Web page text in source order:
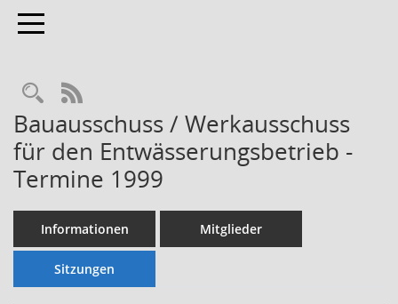
Toggle navigation
Rechercheauswahl
RSS-Feed
Bauausschuss / Werkausschuss
für den Entwässerungsbetrieb -
Termine 1999
Informationen Mitglieder
Sitzungen